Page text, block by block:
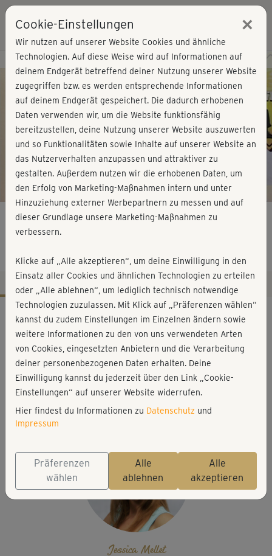
Play
Video
Kursvorschau - Jetzt mitmachen!
Step für Einsteiger - Minikurs
Workout-Facts
leicht
18 Min
146 kcal
Jessica Mellet
Step
Jessica Mellet
Cookie-Einstellungen ×
Wir nutzen auf unserer Website Cookies und ähnliche
Technologien. Auf diese Weise wird auf Informationen auf
deinem Endgerät betreffend deiner Nutzung unserer Website
zugegriffen bzw. es werden entsprechende Informationen
auf deinem Endgerät gespeichert. Die dadurch erhobenen
Daten verwenden wir, um die Website funktionsfähig
bereitzustellen, deine Nutzung unserer Website auszuwerten
und so Funktionalitäten sowie Inhalte auf unserer Website an
das Nutzerverhalten anzupassen und attraktiver zu
gestalten. Außerdem nutzen wir die erhobenen Daten, um
den Erfolg von Marketing-Maßnahmen intern und unter
Hinzuziehung externer Werbepartnern zu messen und auf
dieser Grundlage unsere Marketing-Maßnahmen zu
verbessern.
Klicke auf „Alle akzeptieren“, um deine Einwilligung in den
Einsatz aller Cookies und ähnlichen Technologien zu erteilen
oder „Alle ablehnen“, um lediglich technisch notwendige
Technologien zuzulassen. Mit Klick auf „Präferenzen wählen“
kannst du zudem Einstellungen im Einzelnen ändern sowie
weitere Informationen zu den von uns verwendeten Arten
von Cookies, eingesetzten Anbietern und die Verarbeitung
deiner personenbezogenen Daten erhalten. Deine
Einwilligung kannst du jederzeit über den Link „Cookie-
Einstellungen“ auf unserer Website widerrufen.
Hier findest du Informationen zu Datenschutz und
Impressum
Präferenzen
wählen
Alle
ablehnen
Alle
akzeptieren